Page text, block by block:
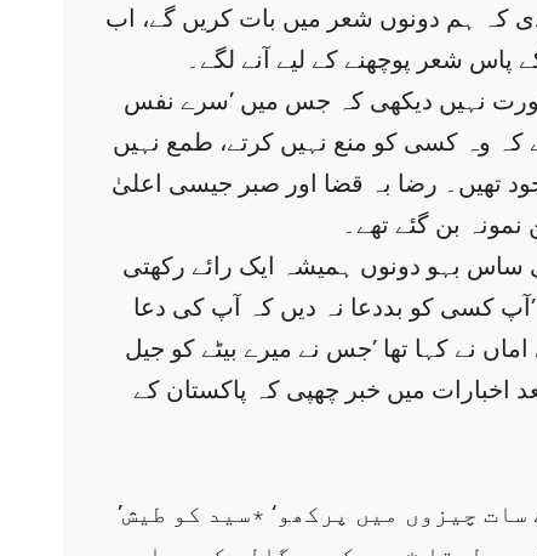
کہ ہم دونوں شعر میں بات کریں گے، اب
پاس شعر پوچھنے کے لیے آنے لگے۔
نہیں دیکھی کہ جس میں ’سرے نفس
وہ کسی کو منع نہیں کرتے، طمع نہیں
تھیں۔ رضا بہ قضا اور صبر جیسی اعلیٰ
بن گئے تھے۔
ساس بہو دونوں ہمیشہ ایک رائے رکھتی
’آپ کسی کو بددعا نہ دیں کہ آپ کی دعا
ابا جان جیل میں تھے اور دادی اماں نے کہا تھا ’جس نے میرے بیٹے کو جیل
اخبارات میں خبر چھپی کہ پاکستان کے
’اصل نسل سیدمیں کچھ بنیادی صفات ہوتی ہیں جب کوئی تم سے کہے کہ میں سید ہوں تو اسے سات چیزوں میں پرکھو‘ ٭سید کو طیش